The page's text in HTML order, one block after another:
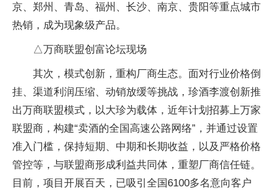
京、郑州、青岛、福州、长沙、南京、贵阳等重点城市
热销，成为现象级产品。
△万商联盟创富论坛现场
其次，模式创新，重构厂商生态。面对行业价格倒
挂、渠道利润压缩、动销放缓等挑战，珍酒李渡创新推
出万商联盟模式，以大珍为载体，近年计划招募上万家
联盟商，构建“卖酒的全国高速公路网络”，并通过设置
准入门槛，保持短期、中期和长期收益，以及严格价格
管控等，与联盟商形成利益共同体，重塑厂商信任链。
目前，项目开展百天，已吸引全国6100多名意向客户